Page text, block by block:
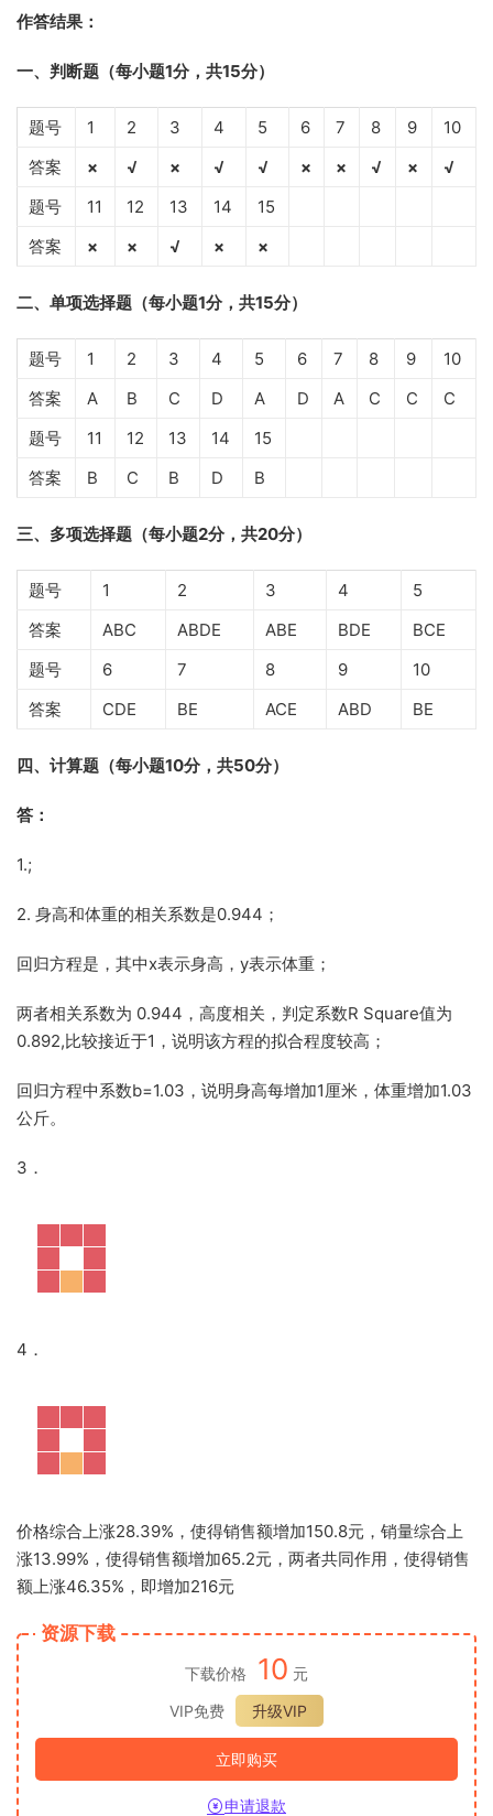
作答结果：
一、判断题（每小题1分，共15分）
题号 1 2 3 4 5 6 7 8 9
10
答案
× √ × √ √ × × √ ×
√
题号
11 12 13 14
15
答案
× × √ × ×
二、单项选择题（每小题1分，共15分）
题号 1 2 3 4 5 6 7 8 9
10
答案
A B C D A D A C C
C
题号
11 12 13 14
15
答案
B C B D B
三、多项选择题（每小题2分，共20分）
题号 1 2 3 4
5
答案
ABC ABDE ABE BDE
BCE
题号
6 7 8 9
10
答案
CDE BE ACE ABD BE
四、计算题（每小题10分，共50分）
答：
1.;
2. 身高和体重的相关系数是0.944；
回归方程是，其中x表示身高，y表示体重；
两者相关系数为 0.944，高度相关，判定系数R Square值为
0.892,比较接近于1，说明该方程的拟合程度较高；
回归方程中系数b=1.03，说明身高每增加1厘米，体重增加1.03
公斤。
3．
4．
价格综合上涨28.39%，使得销售额增加150.8元，销量综合上
涨13.99%，使得销售额增加65.2元，两者共同作用，使得销售
额上涨46.35%，即增加216元
资源下载
下载价格 10 元
VIP免费
升级VIP
立即购买
申请退款